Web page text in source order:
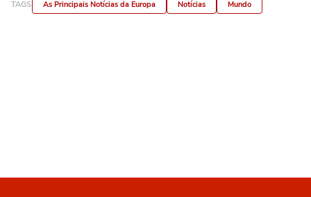
TAGS As Principais Notícias da Europa Notícias Mundo